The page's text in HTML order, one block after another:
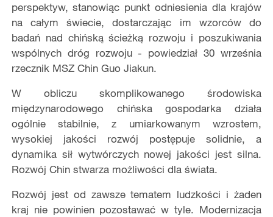
perspektyw, stanowiąc punkt odniesienia dla krajów
na całym świecie, dostarczając im wzorców do
badań nad chińską ścieżką rozwoju i poszukiwania
wspólnych dróg rozwoju - powiedział 30 września
rzecznik MSZ Chin Guo Jiakun.
W obliczu skomplikowanego środowiska
międzynarodowego chińska gospodarka działa
ogólnie stabilnie, z umiarkowanym wzrostem,
wysokiej jakości rozwój postępuje solidnie, a
dynamika sił wytwórczych nowej jakości jest silna.
Rozwój Chin stwarza możliwości dla świata.
Rozwój jest od zawsze tematem ludzkości i żaden
kraj nie powinien pozostawać w tyle. Modernizacja